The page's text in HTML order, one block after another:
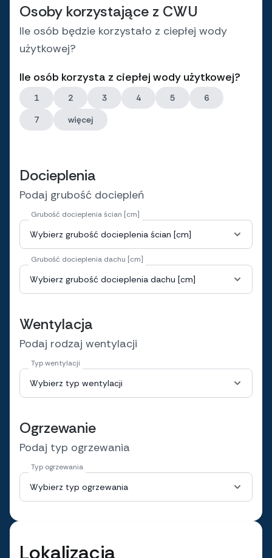
Osoby korzystające z CWU
Ile osób będzie korzystało z ciepłej wody
użytkowej?
Ile osób korzysta z ciepłej wody użytkowej?
1 2 3 4 5
6
7
więcej
Docieplenia
Podaj grubość dociepleń
Grubość docieplenia ścian [cm]
Grubość docieplenia dachu [cm]
Wentylacja
Podaj rodzaj wentylacji
Typ wentylacji
Ogrzewanie
Podaj typ ogrzewania
Typ ogrzewania
Lokalizacja